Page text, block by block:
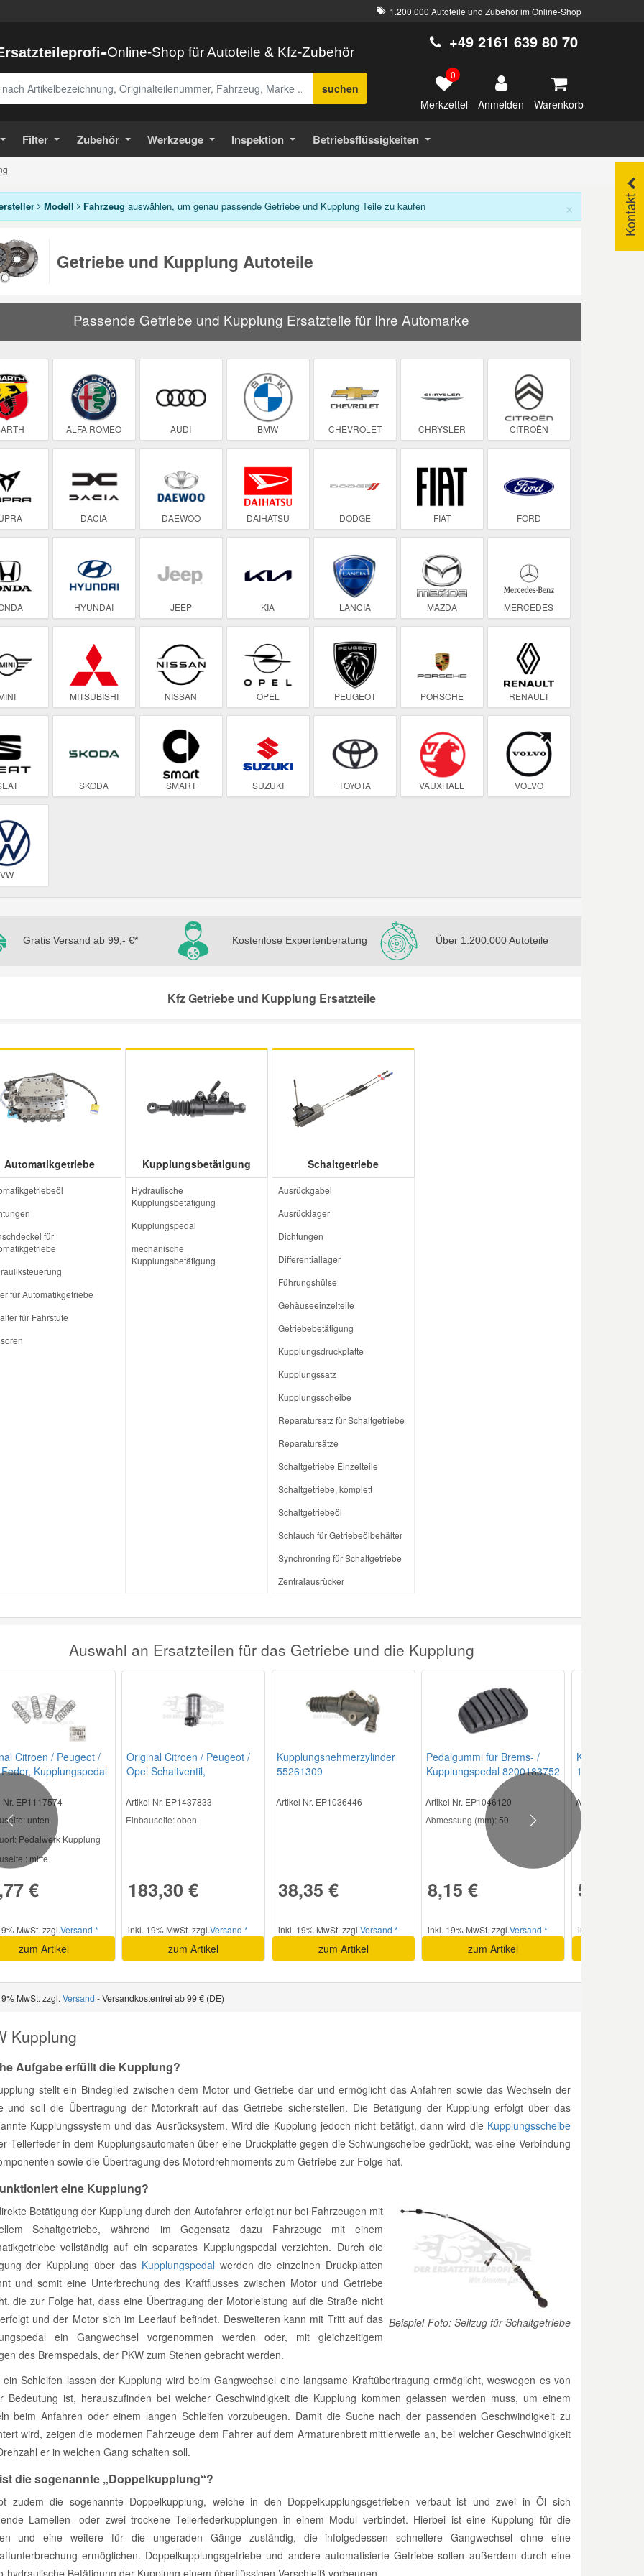
1.200.000 Autoteile und Zubehör im Online-Shop
-Online-Shop für Autoteile & Kfz-Zubehör
suchen
+49 2161 639 80 70
0
Merkzettel Anmelden Warenkorb
Filter Zubehör Werkzeuge Inspektion Betriebsflüssigkeiten
Kontakt
×
Modell Fahrzeug auswählen, um genau passende Getriebe und Kupplung Teile zu kaufen
Getriebe und Kupplung Autoteile
Passende Getriebe und Kupplung Ersatzteile für Ihre Automarke
ALFA ROMEO AUDI BMW CHEVROLET CHRYSLER CITROËN
DACIA DAEWOO DAIHATSU DODGE FIAT FORD
HYUNDAI JEEP KIA LANCIA MAZDA MERCEDES
MITSUBISHI NISSAN OPEL PEUGEOT PORSCHE RENAULT
SKODA SMART SUZUKI TOYOTA VAUXHALL VOLVO
VW
Gratis Versand ab 99,- €* Kostenlose Expertenberatung Über 1.200.000 Autoteile
Kfz Getriebe und Kupplung Ersatzteile
Automatikgetriebe
für
für Automatikgetriebe
für Fahrstufe
Kupplungsbetätigung
Hydraulische
Kupplungsbetätigung
Kupplungspedal
mechanische
Kupplungsbetätigung
Schaltgetriebe
Ausrückgabel
Ausrücklager
Dichtungen
Differentiallager
Führungshülse
Gehäuseeinzelteile
Getriebebetätigung
Kupplungsdruckplatte
Kupplungssatz
Kupplungsscheibe
Reparatursatz für Schaltgetriebe
Reparatursätze
Schaltgetriebe Einzelteile
Schaltgetriebe, komplett
Schaltgetriebeöl
Schlauch für Getriebeölbehälter
Synchronring für Schaltgetriebe
Zentralausrücker
Auswahl an Ersatzteilen für das Getriebe und die Kupplung
Citroen / Peugeot /
Kupplungspedal
Nr. EP1117574
unten
Pedalwerk Kupplung
: mitte
€
MwSt. zzgl.Versand *
zum Artikel
Original Citroen / Peugeot /
Opel Schaltventil,
Artikel Nr. EP1437833
Einbauseite:oben
183,30 €
inkl. 19% MwSt. zzgl.Versand *
zum Artikel
Kupplungsnehmerzylinder
55261309
Artikel Nr. EP1036446
38,35 €
inkl. 19% MwSt. zzgl.Versand *
zum Artikel
Pedalgummi für Brems- /
Kupplungspedal 8200183752
Artikel Nr. EP1046120
Abmessung (mm): 50
8,15 €
inkl. 19% MwSt. zzgl.Versand *
zum Artikel
1K0721388AF
Artikel Nr.
54,51 €
inkl. 19% MwSt.
Previous Next
MwSt. zzgl. Versand - Versandkostenfrei ab 99 € (DE)
Kupplung
Aufgabe erfüllt die Kupplung?
stellt ein Bindeglied zwischen dem Motor und Getriebe dar und ermöglicht das Anfahren sowie das Wechseln der
und soll die Übertragung der Motorkraft auf das Getriebe sicherstellen. Die Betätigung der Kupplung erfolgt über das
Kupplungssystem und das Ausrücksystem. Wird die Kupplung jedoch nicht betätigt, dann wird die Kupplungsscheibe
Tellerfeder in dem Kupplungsautomaten über eine Druckplatte gegen die Schwungscheibe gedrückt, was eine Verbindung
sowie die Übertragung des Motordrehmoments zum Getriebe zur Folge hat.
eine Kupplung?
Beispiel-Foto: Seilzug für Schaltgetriebe
Betätigung der Kupplung durch den Autofahrer erfolgt nur bei Fahrzeugen mit
Schaltgetriebe, während im Gegensatz dazu Fahrzeuge mit einem
vollständig auf ein separates Kupplungspedal verzichten. Durch die
der Kupplung über das Kupplungspedal werden die einzelnen Druckplatten
und somit eine Unterbrechung des Kraftflusses zwischen Motor und Getriebe
die zur Folge hat, dass eine Übertragung der Motorleistung auf die Straße nicht
und der Motor sich im Leerlauf befindet. Desweiteren kann mit Tritt auf das
ein Gangwechsel vorgenommen werden oder, mit gleichzeitigem
des Bremspedals, der PKW zum Stehen gebracht werden.
ein Schleifen lassen der Kupplung wird beim Gangwechsel eine langsame Kraftübertragung ermöglicht, weswegen es von
Bedeutung ist, herauszufinden bei welcher Geschwindigkeit die Kupplung kommen gelassen werden muss, um einem
beim Anfahren oder einem langen Schleifen vorzubeugen. Damit die Suche nach der passenden Geschwindigkeit zu
wird, zeigen die modernen Fahrzeuge dem Fahrer auf dem Armaturenbrett mittlerweile an, bei welcher Geschwindigkeit
er in welchen Gang schalten soll.
die sogenannte „Doppelkupplung“?
zudem die sogenannte Doppelkupplung, welche in den Doppelkupplungsgetrieben verbaut ist und zwei in Öl sich
Lamellen- oder zwei trockene Tellerfederkupplungen in einem Modul verbindet. Hierbei ist eine Kupplung für die
und eine weitere für die ungeraden Gänge zuständig, die infolgedessen schnellere Gangwechsel ohne eine
ermöglichen. Doppelkupplungsgetriebe und andere automatisierte Getriebe sollen außerdem durch eine
hydraulische Betätigung der Kupplung einem überflüssigen Verschleiß vorbeugen.